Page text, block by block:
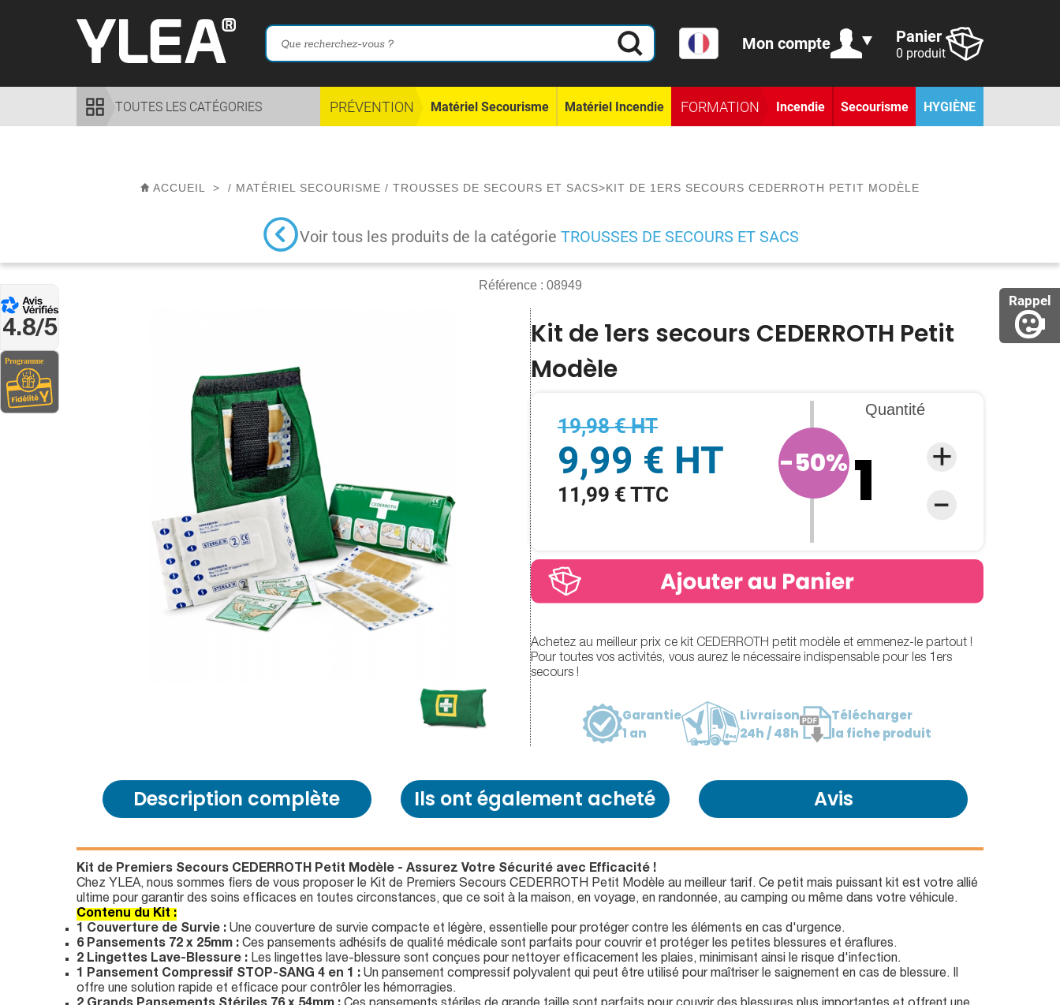
Rappel
4.8/5
Mon compte Panier
0 produit
TOUTES LES CATÉGORIES PRÉVENTION Matériel Secourisme Matériel Incendie FORMATION Incendie Secourisme HYGIÈNE
ACCUEIL > / MATÉRIEL SECOURISME /TROUSSES DE SECOURS ET SACS>KIT DE 1ERS SECOURS CEDERROTH PETIT MODÈLE
Voir tous les produits de la catégorie TROUSSES DE SECOURS ET SACS
Référence : 08949
Kit de 1ers secours CEDERROTH Petit
Modèle
19,98 € HT
9,99 € HT
11,99 € TTC
-50%
Quantité
Achetez au meilleur prix ce kit CEDERROTH petit modèle et emmenez-le partout !
Pour toutes vos activités, vous aurez le nécessaire indispensable pour les 1ers
secours !
Garantie
1 an
Livraison
24h / 48h
Télécharger
la fiche produit
Description complète Ils ont également acheté Avis
Kit de Premiers Secours CEDERROTH Petit Modèle - Assurez Votre Sécurité avec Efficacité !
Chez YLEA, nous sommes fiers de vous proposer le Kit de Premiers Secours CEDERROTH Petit Modèle au meilleur tarif. Ce petit mais puissant kit est votre allié
ultime pour garantir des soins efficaces en toutes circonstances, que ce soit à la maison, en voyage, en randonnée, au camping ou même dans votre véhicule.
Contenu du Kit :
1 Couverture de Survie : Une couverture de survie compacte et légère, essentielle pour protéger contre les éléments en cas d'urgence.
6 Pansements 72 x 25mm : Ces pansements adhésifs de qualité médicale sont parfaits pour couvrir et protéger les petites blessures et éraflures.
2 Lingettes Lave-Blessure : Les lingettes lave-blessure sont conçues pour nettoyer efficacement les plaies, minimisant ainsi le risque d'infection.
1 Pansement Compressif STOP-SANG 4 en 1 : Un pansement compressif polyvalent qui peut être utilisé pour maîtriser le saignement en cas de blessure. Il
offre une solution rapide et efficace pour contrôler les hémorragies.